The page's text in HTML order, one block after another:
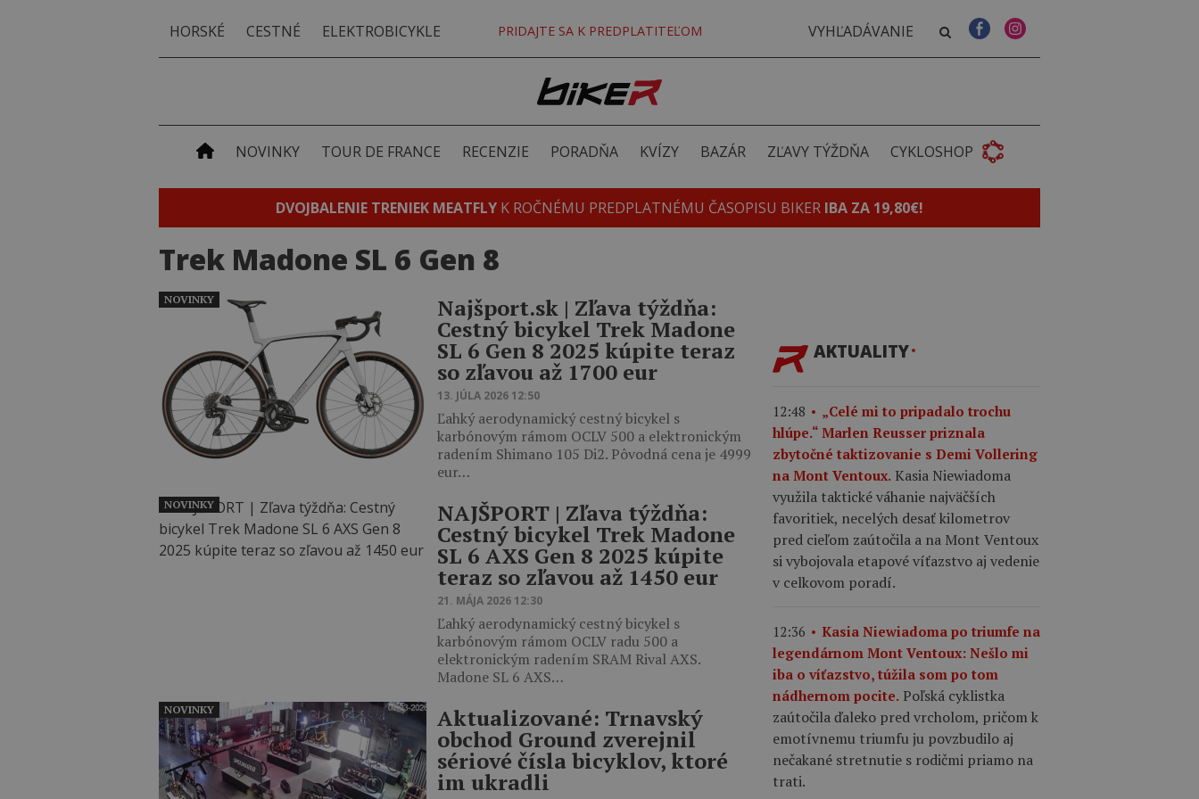
HORSKÉ CESTNÉ ELEKTROBICYKLE PRIDAJTE SA K PREDPLATITEĽOM
NOVINKY TOUR DE FRANCE RECENZIE PORADŇA KVÍZY BAZÁR ZĽAVY TÝŽDŇA CYKLOSHOP
DVOJBALENIE TRENIEK MEATFLY K ROČNÉMU PREDPLATNÉMU ČASOPISU BIKER IBA ZA 19,80€!
Trek Madone SL 6 Gen 8
Najšport.sk | Zľava týždňa:
Cestný bicykel Trek Madone
SL 6 Gen 8 2025 kúpite teraz
so zľavou až 1700 eur
13. JÚLA 2026 12:50
Ľahký aerodynamický cestný bicykel s
karbónovým rámom OCLV 500 a elektronickým
radením Shimano 105 Di2. Pôvodná cena je 4999
eur…
NOVINKY
NAJŠPORT | Zľava týždňa:
Cestný bicykel Trek Madone
SL 6 AXS Gen 8 2025 kúpite
teraz so zľavou až 1450 eur
21. MÁJA 2026 12:30
Ľahký aerodynamický cestný bicykel s
karbónovým rámom OCLV radu 500 a
elektronickým radením SRAM Rival AXS.
Madone SL 6 AXS…
NOVINKY
Aktualizované: Trnavský
obchod Ground zverejnil
sériové čísla bicyklov, ktoré
im ukradli
NOVINKY
AKTUALITY
12:48
„Celé mi to pripadalo trochu
hlúpe.“ Marlen Reusser priznala
zbytočné taktizovanie s Demi Vollering
na Mont Ventoux. Kasia Niewiadoma
využila taktické váhanie najväčších
favoritiek, necelých desať kilometrov
pred cieľom zaútočila a na Mont Ventoux
si vybojovala etapové víťazstvo aj vedenie
v celkovom poradí.
12:36
Kasia Niewiadoma po triumfe na
legendárnom Mont Ventoux: Nešlo mi
iba o víťazstvo, túžila som po tom
nádhernom pocite. Poľská cyklistka
zaútočila ďaleko pred vrcholom, pričom k
emotívnemu triumfu ju povzbudilo aj
nečakané stretnutie s rodičmi priamo na
trati.